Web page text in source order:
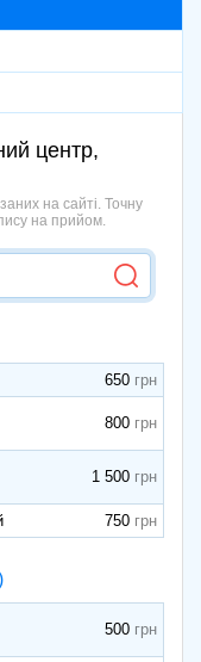
центр,
на сайті. Точну
на прийом.
650
800
1 500
750
500